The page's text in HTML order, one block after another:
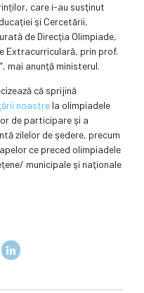
care i-au susţinut
şi Cercetării,
de Direcţia Olimpiade,
Extracurriculară, prin prof.
mai anunţă ministerul.
că sprijină
noastre la olimpiadele
de participare şi a
zilelor de şedere, precum
ce preced olimpiadele
municipale şi naţionale